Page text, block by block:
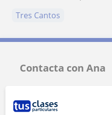
Tres Cantos
Contacta con Ana